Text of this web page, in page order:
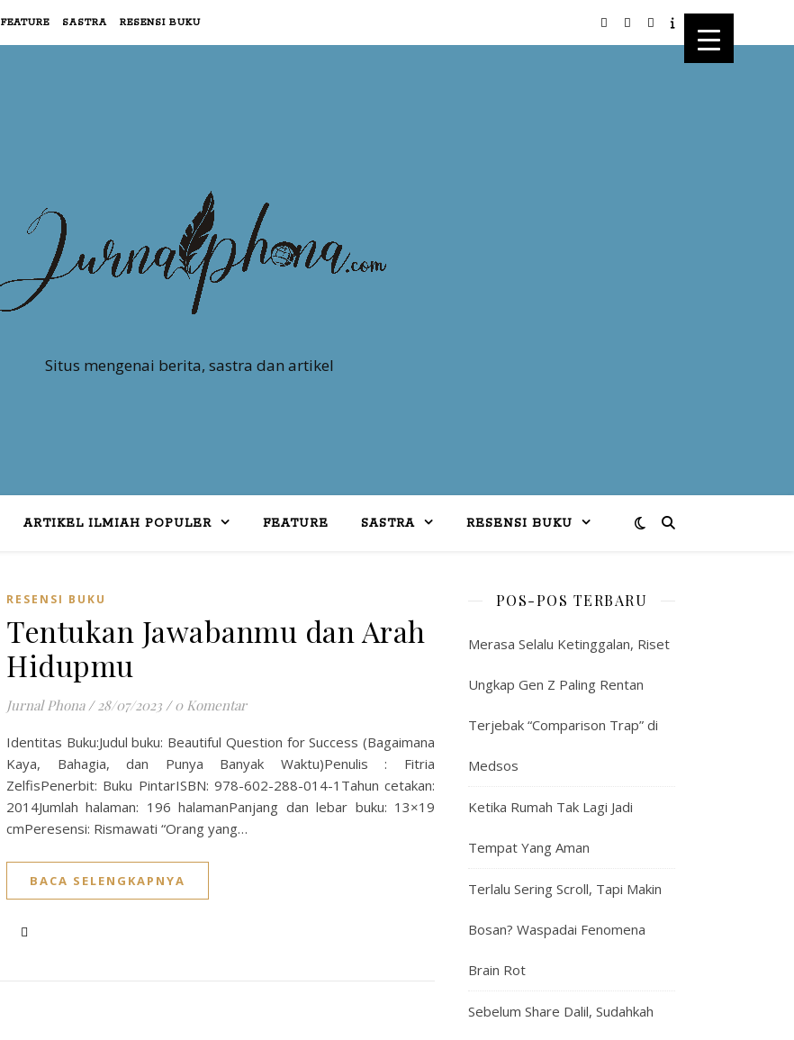
FEATURE SASTRA RESENSI BUKU
Situs mengenai berita, sastra dan artikel
ARTIKEL ILMIAH POPULER FEATURE SASTRA RESENSI BUKU
RESENSI BUKU
Tentukan Jawabanmu dan Arah
Hidupmu
Jurnal Phona / 28/07/2023 / 0 Komentar
Identitas Buku:Judul buku: Beautiful Question for Success (Bagaimana
Kaya, Bahagia, dan Punya Banyak Waktu)Penulis : Fitria
ZelfisPenerbit: Buku PintarISBN: 978-602-288-014-1Tahun cetakan:
2014Jumlah halaman: 196 halamanPanjang dan lebar buku: 13×19
cmPeresensi: Rismawati “Orang yang…
BACA SELENGKAPNYA
POS-POS TERBARU
Merasa Selalu Ketinggalan, Riset
Ungkap Gen Z Paling Rentan
Terjebak “Comparison Trap” di
Medsos
Ketika Rumah Tak Lagi Jadi
Tempat Yang Aman
Terlalu Sering Scroll, Tapi Makin
Bosan? Waspadai Fenomena
Brain Rot
Sebelum Share Dalil, Sudahkah